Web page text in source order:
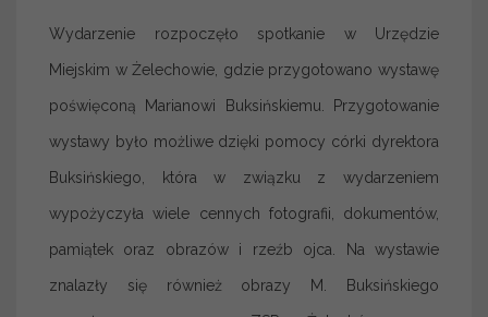
Wydarzenie rozpoczęło spotkanie w Urzędzie
Miejskim w Żelechowie, gdzie przygotowano wystawę
poświęconą Marianowi Buksińskiemu. Przygotowanie
wystawy było możliwe dzięki pomocy córki dyrektora
Buksińskiego, która w związku z wydarzeniem
wypożyczyła wiele cennych fotografii, dokumentów,
pamiątek oraz obrazów i rzeźb ojca. Na wystawie
znalazły się również obrazy M. Buksińskiego